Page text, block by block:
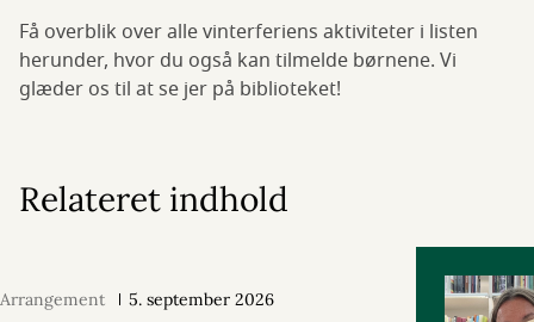
Få overblik over alle vinterferiens aktiviteter i listen
herunder, hvor du også kan tilmelde børnene. Vi
glæder os til at se jer på biblioteket!
Relateret indhold
Arrangement 5. september 2026